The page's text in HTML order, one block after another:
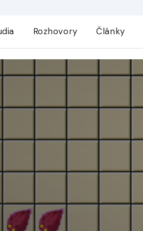
Rozhovory Články